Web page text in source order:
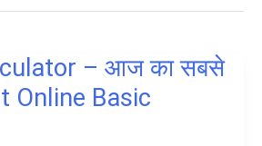
– आज का सबसे
Online Basic